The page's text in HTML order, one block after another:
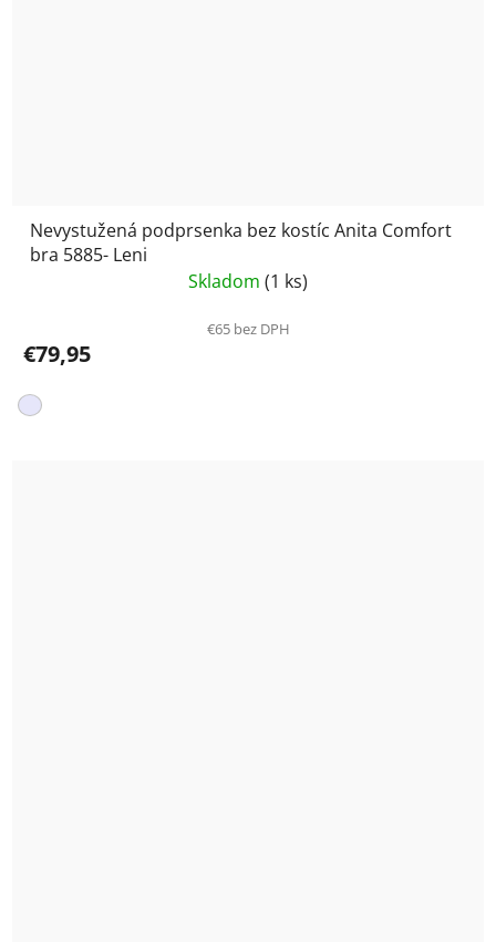
Nevystužená podprsenka bez kostíc Anita Comfort
bra 5885- Leni
Skladom (1 ks)
€65 bez DPH
€79,95